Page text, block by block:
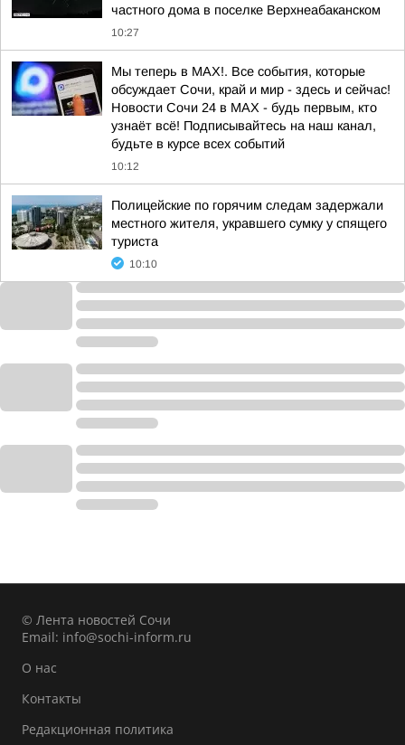
частного дома в поселке Верхнеабаканском
10:27
Мы теперь в MAX!. Все события, которые
обсуждает Сочи, край и мир - здесь и сейчас!
Новости Сочи 24 в MAX - будь первым, кто
узнаёт всё! Подписывайтесь на наш канал,
будьте в курсе всех событий
10:12
Полицейские по горячим следам задержали
местного жителя, укравшего сумку у спящего
туриста
10:10
© Лента новостей Сочи
Email: info@sochi-inform.ru
О нас
Контакты
Редакционная политика